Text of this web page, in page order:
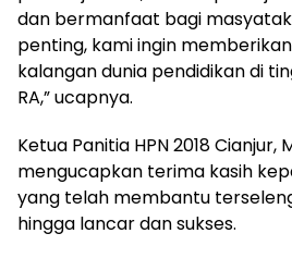
dan bermanfaat bagi
penting, kami ingin
kalangan dunia pendidikan di
RA,” ucapnya.
Ketua Panitia HPN 2018 Cianjur,
mengucapkan terima kasih
yang telah membantu
hingga lancar dan sukses.